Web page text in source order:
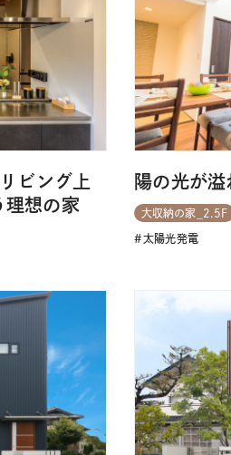
ビング上
理想の家
陽の光が
大収納の家_2.5F
太陽光発電